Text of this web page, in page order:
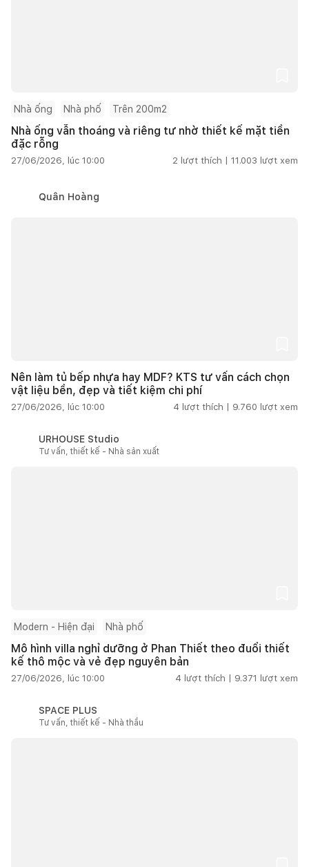
Nhà ống Nhà phố Trên 200m2
Nhà ống vẫn thoáng và riêng tư nhờ thiết kế mặt tiền
đặc rỗng
27/06/2026, lúc 10:00 2 lượt thích | 11.003 lượt xem
Quân Hoàng
Nên làm tủ bếp nhựa hay MDF? KTS tư vấn cách chọn
vật liệu bền, đẹp và tiết kiệm chi phí
27/06/2026, lúc 10:00 4 lượt thích | 9.760 lượt xem
URHOUSE Studio
Tư vấn, thiết kế - Nhà sản xuất
Modern - Hiện đại Nhà phố
Mô hình villa nghỉ dưỡng ở Phan Thiết theo đuổi thiết
kế thô mộc và vẻ đẹp nguyên bản
27/06/2026, lúc 10:00 4 lượt thích | 9.371 lượt xem
SPACE PLUS
Tư vấn, thiết kế - Nhà thầu